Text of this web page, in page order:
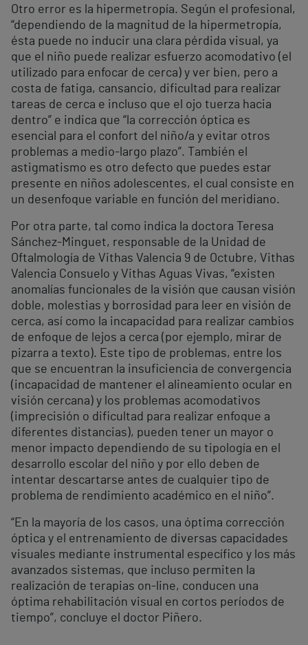
Otro error es la hipermetropía. Según el profesional,
“dependiendo de la magnitud de la hipermetropía,
ésta puede no inducir una clara pérdida visual, ya
que el niño puede realizar esfuerzo acomodativo (el
utilizado para enfocar de cerca) y ver bien, pero a
costa de fatiga, cansancio, dificultad para realizar
tareas de cerca e incluso que el ojo tuerza hacia
dentro” e indica que “la corrección óptica es
esencial para el confort del niño/a y evitar otros
problemas a medio-largo plazo”. También el
astigmatismo es otro defecto que puedes estar
presente en niños adolescentes, el cual consiste en
un desenfoque variable en función del meridiano.
Por otra parte, tal como indica la doctora Teresa
Sánchez-Minguet, responsable de la Unidad de
Oftalmología de Vithas Valencia 9 de Octubre, Vithas
Valencia Consuelo y Vithas Aguas Vivas, “existen
anomalías funcionales de la visión que causan visión
doble, molestias y borrosidad para leer en visión de
cerca, así como la incapacidad para realizar cambios
de enfoque de lejos a cerca (por ejemplo, mirar de
pizarra a texto). Este tipo de problemas, entre los
que se encuentran la insuficiencia de convergencia
(incapacidad de mantener el alineamiento ocular en
visión cercana) y los problemas acomodativos
(imprecisión o dificultad para realizar enfoque a
diferentes distancias), pueden tener un mayor o
menor impacto dependiendo de su tipología en el
desarrollo escolar del niño y por ello deben de
intentar descartarse antes de cualquier tipo de
problema de rendimiento académico en el niño”.
“En la mayoría de los casos, una óptima corrección
óptica y el entrenamiento de diversas capacidades
visuales mediante instrumental específico y los más
avanzados sistemas, que incluso permiten la
realización de terapias on-line, conducen una
óptima rehabilitación visual en cortos períodos de
tiempo”, concluye el doctor Piñero.